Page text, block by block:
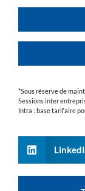
*Sous réserve de
Sessions inter
Intra : base tarifaire